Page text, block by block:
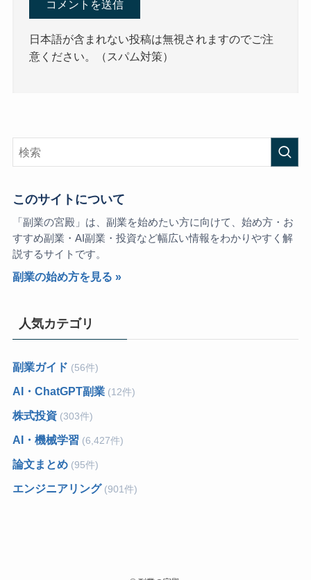
日本語が含まれない投稿は無視されますのでご注
意ください。（スパム対策）
このサイトについて
「副業の宮殿」は、副業を始めたい方に向けて、始め方・お
すすめ副業・AI副業・投資など幅広い情報をわかりやすく解
説するサイトです。
副業の始め方を見る »
人気カテゴリ
副業ガイド (56件)
AI・ChatGPT副業(12件)
株式投資(303件)
AI・機械学習 (6,427件)
論文まとめ(95件)
エンジニアリング(901件)